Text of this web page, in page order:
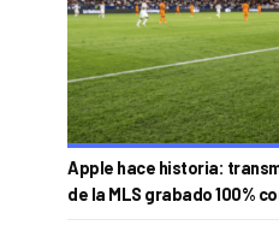
Apple hace historia:
de la MLS grabado 100%